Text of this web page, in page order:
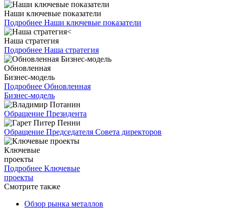
Наши ключевые показатели
Подробнее Наши ключевые показатели
Наша стратегия
Подробнее Наша стратегия
Обновленная
Бизнес-модель
Подробнее Обновленная
Бизнес-модель
Обращение Президента
Обращение Председателя Совета директоров
Ключевые
проекты
Подробнее Ключевые
проекты
Смотрите также
Обзор рынка металлов